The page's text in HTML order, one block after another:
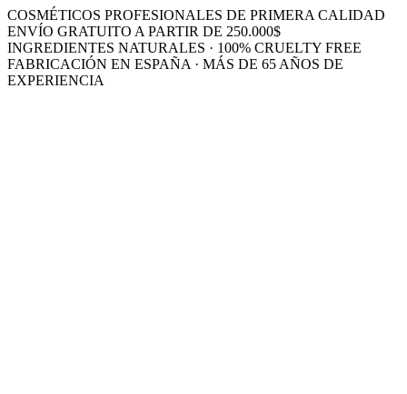
COSMÉTICOS PROFESIONALES DE PRIMERA CALIDAD
ENVÍO GRATUITO A PARTIR DE 250.000$
INGREDIENTES NATURALES · 100% CRUELTY FREE
FABRICACIÓN EN ESPAÑA · MÁS DE 65 AÑOS DE
EXPERIENCIA